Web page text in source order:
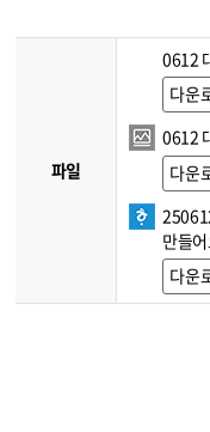
파일
0612
다운
0612
다운
만들
다운